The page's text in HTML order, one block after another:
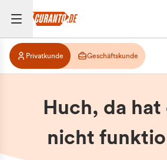
Privatkunde Geschäftskunde
Huch, da hat
nicht